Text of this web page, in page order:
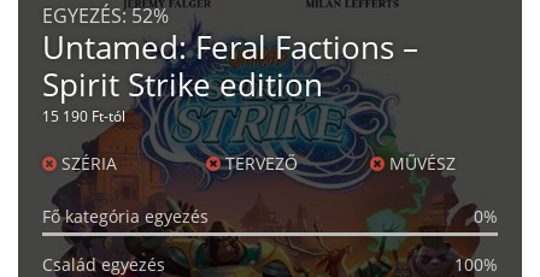
EGYEZÉS:52%
Untamed: Feral Factions –
Spirit Strike edition
15 190 Ft-tól
SZÉRIA TERVEZŐ MŰVÉSZ
Fő kategória egyezés 0%
Család egyezés 100%